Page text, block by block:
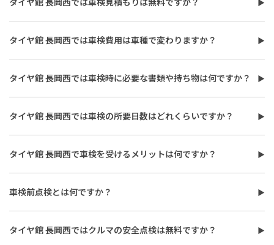
受けられる点です。専門性を持ったスタッフがオイルの規格や粘
度だけでなく、車種や走行環境に合わせて最適なオイルを提案い
たします。また、オイル交換のみならず、オイル量、汚れ、オイル
漏れなどのリスクについてもあわせて点検が可能です。
タイヤ館 長岡西では車検見積もりを無料で実施しています。費用
が気になる方や車検時期が近い方は早めに見積もりを依頼し、必
要な整備内容や概算費用をご確認ください。具体的な作業内容は
車種や状態によって異なります。詳しくは店舗スタッフまでお気軽
にご相談ください。
タイヤ館 長岡西では車検費用は車種で変わりますか？
タイヤ館 長岡西の車検費用は自動車重量税や自賠責保険料、検査
料に加えて交換整備の内容により異なります。 車両のクラス（軽
自動車・小型車など）や必要な部品交換により総額が異なるた
め、事前のお見積りをおすすめします。タイヤ館 長岡西では車検
見積もりを無料で実施しています。詳しくは店舗スタッフまでお
気軽にご相談ください。
タイヤ館 長岡西では車検時に必要な書類や持ち物は何ですか？
車検時には自動車検査証、自動車損害賠償責任保険証明書、納税
証明書が必要です。書類に不備があると受検できないため、お越
しの際には忘れずにご準備ください。
タイヤ館 長岡西では車検の所要日数はどれくらいですか？
タイヤ館 長岡西での車検の所要日数は車両の状態や整備内容、混
雑状況により異なり、部品手配が必要な場合には数日かかること
もあります。 代車の有無も含め、詳しくは詳しくは店舗スタッフ
までお気軽にご相談ください。
タイヤ館 長岡西で車検を受けるメリットは何ですか？
タイヤ館 長岡西で車検を受けるメリットは、必要な整備を事前に
把握でき、経験豊富なスタッフが対応をおこなう点です。 ・プロ
のスタッフが事前に点検し、交換が必要な部品を精査します。交
換前にしっかり説明しますので納得・安心して車検を受けられま
す。 ・交換部品やメンテナンスメニューがお得。 ・代車の貸し出
しにも対応していますので車検中の車移動も安心。 ・アプリやメ
車検前点検とは何ですか？
車検前点検は本検査の前に車の状態を確認し、交換や整備が必要
な部品を事前に把握する無料の点検サービスです。タイヤ館 長岡
西では、無料で車検前点検と車検の見積もりが受けられるため、
タイヤ館 長岡西ではクルマの安全点検は無料ですか？